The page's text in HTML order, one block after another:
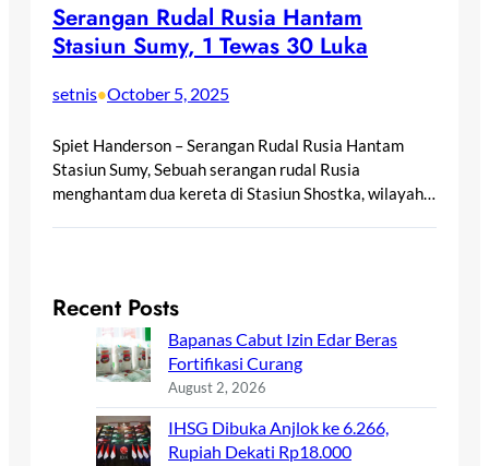
Serangan Rudal Rusia Hantam
Stasiun Sumy, 1 Tewas 30 Luka
setnis•October 5, 2025
Spiet Handerson – Serangan Rudal Rusia Hantam
Stasiun Sumy, Sebuah serangan rudal Rusia
menghantam dua kereta di Stasiun Shostka, wilayah…
Recent Posts
Bapanas Cabut Izin Edar Beras
Fortifikasi Curang
August 2, 2026
IHSG Dibuka Anjlok ke 6.266,
Rupiah Dekati Rp18.000